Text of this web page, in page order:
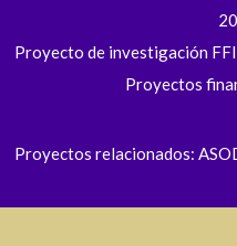
Proyecto de investigación
Proyectos
Proyectos relacionados: